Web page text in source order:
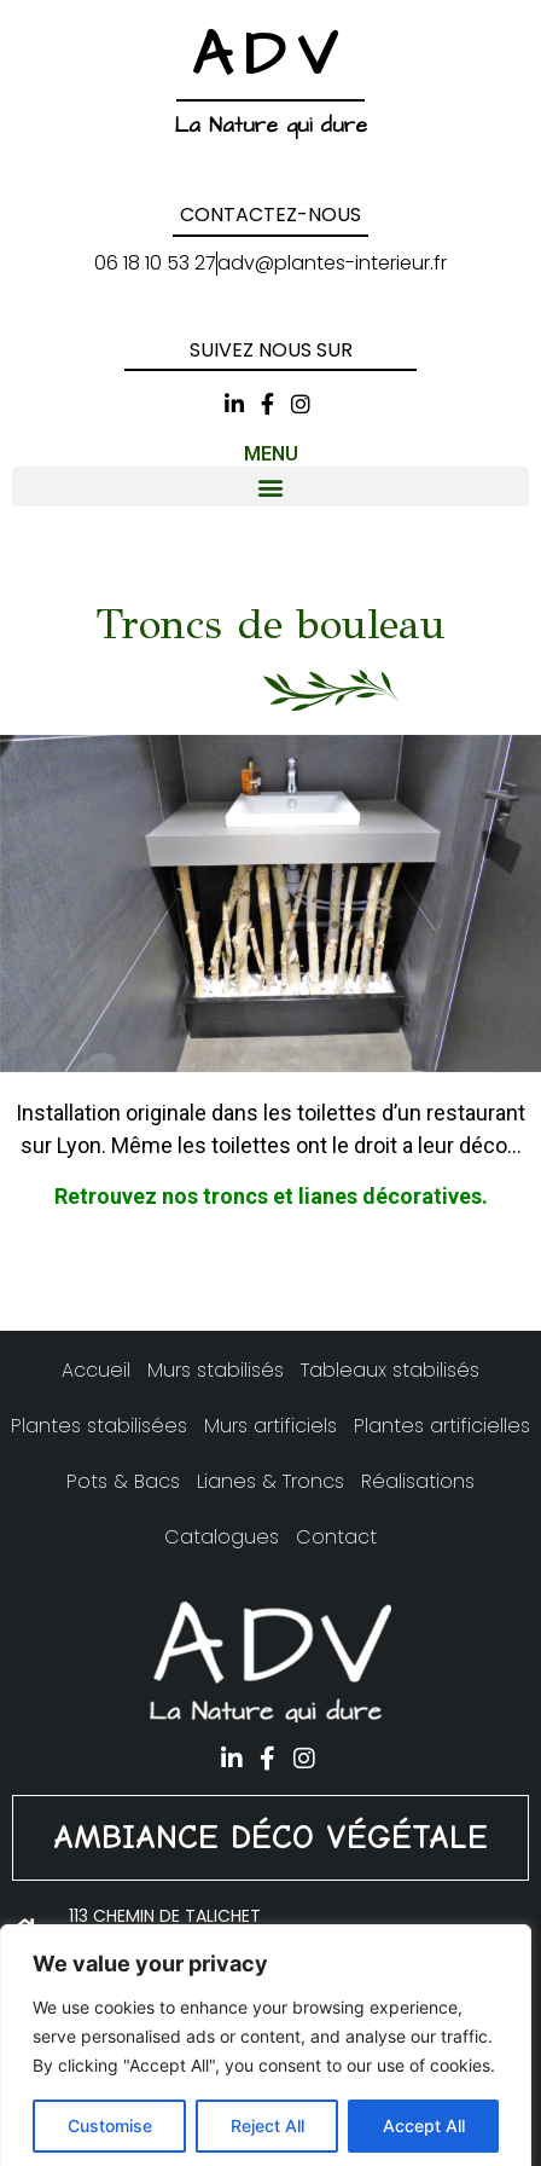
We value your privacy
We use cookies to enhance your browsing experience,
serve personalised ads or content, and analyse our traffic.
By clicking "Accept All", you consent to our use of cookies.
Customise Reject All Accept All
ADV
La Nature qui dure
CONTACTEZ-NOUS
06 18 10 53 27adv@plantes-interieur.fr
SUIVEZ NOUS SUR
MENU
Troncs de bouleau
Installation originale dans les toilettes d’un restaurant
sur Lyon. Même les toilettes ont le droit a leur déco…
Retrouvez nos troncs et lianes décoratives.
Accueil Murs stabilisés
Tableaux stabilisés
Plantes stabilisées
Murs artificiels
Plantes artificielles
Pots & Bacs
Lianes & Troncs
Réalisations
Catalogues
Contact
AMBIANCE DÉCO VÉGÉTALE
113 CHEMIN DE TALICHET
ADV@PLANTES-INTERIEUR.FR
06 18 10 53 27
© Copyright 2020 Ambiance Déco Végétale - Réalisé par
AJOO
Mentions légales